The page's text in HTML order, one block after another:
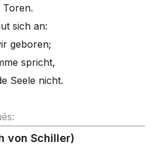
Toren.
sich an:
geboren;
spricht,
Seele nicht.
von Schiller)